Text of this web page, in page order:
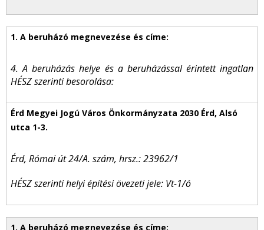
4. A beruházás helye és a beruházással érintett ingatlan
HÉSZ szerinti besorolása:
Érd, Római út 24/A. szám, hrsz.: 23962/1
HÉSZ szerinti helyi építési övezeti jele: Vt-1/ó